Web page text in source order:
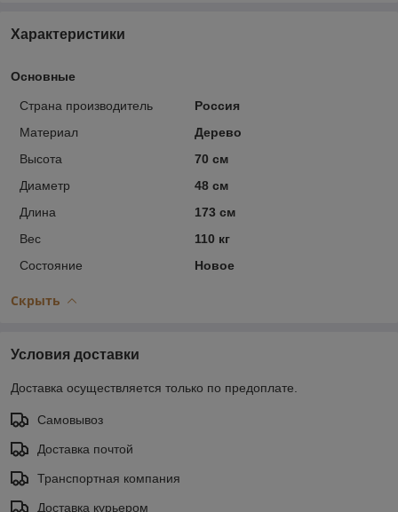
Характеристики
Основные
Страна производитель
Россия
Материал
Дерево
Высота
70 см
Диаметр
48 см
Длина
173 см
Вес
110 кг
Состояние
Новое
Скрыть
Условия доставки
Доставка осуществляется только по предоплате.
Самовывоз
Доставка почтой
Транспортная компания
Доставка курьером